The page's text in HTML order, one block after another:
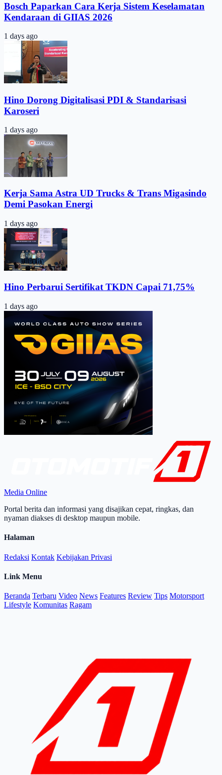
Bosch Paparkan Cara Kerja Sistem Keselamatan
Kendaraan di GIIAS 2026
1 days ago
Hino Dorong Digitalisasi PDI & Standarisasi
Karoseri
1 days ago
Kerja Sama Astra UD Trucks & Trans Migasindo
Demi Pasokan Energi
1 days ago
Hino Perbarui Sertifikat TKDN Capai 71,75%
1 days ago
Media Online
Portal berita dan informasi yang disajikan cepat, ringkas, dan
nyaman diakses di desktop maupun mobile.
Halaman
Redaksi Kontak Kebijakan Privasi
Link Menu
Beranda Terbaru Video News Features Review Tips Motorsport
Lifestyle Komunitas Ragam